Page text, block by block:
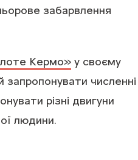
забарвлення
Кермо» у своєму
численні
різні двигуни
людини.